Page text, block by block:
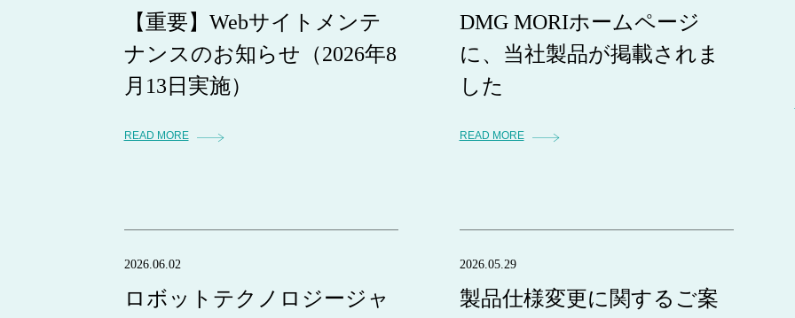
【重要】Webサイトメンテ
ナンスのお知らせ（2026年8
月13日実施）
READ MORE
DMG MORIホームページ
に、当社製品が掲載されま
した
READ MORE
2026.06.02
ロボットテクノロジージャ
2026.05.29
製品仕様変更に関するご案